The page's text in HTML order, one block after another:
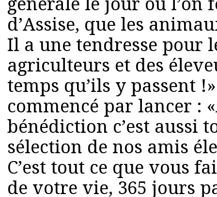
d’Assise, que les
Il a une tendresse pour
agriculteurs et des
temps qu’ils y passent
commencé par lancer :
bénédiction c’est aussi
sélection de nos amis
C’est tout ce que vous
de votre vie, 365 jours